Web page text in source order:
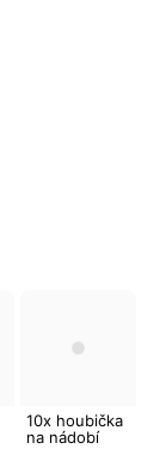
10x houbička
na nádobí